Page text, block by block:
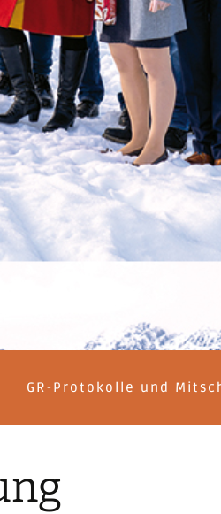
GR-Protokolle und